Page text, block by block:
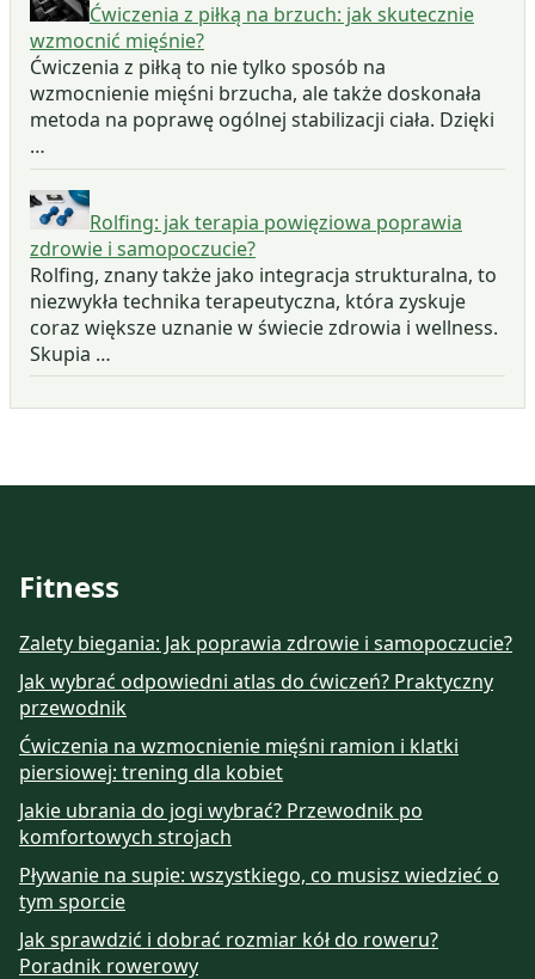
Ćwiczenia z piłką na brzuch: jak skutecznie
wzmocnić mięśnie?
Ćwiczenia z piłką to nie tylko sposób na
wzmocnienie mięśni brzucha, ale także doskonała
metoda na poprawę ogólnej stabilizacji ciała. Dzięki
…
Rolfing: jak terapia powięziowa poprawia
zdrowie i samopoczucie?
Rolfing, znany także jako integracja strukturalna, to
niezwykła technika terapeutyczna, która zyskuje
coraz większe uznanie w świecie zdrowia i wellness.
Skupia …
Fitness
Zalety biegania: Jak poprawia zdrowie i samopoczucie?
Jak wybrać odpowiedni atlas do ćwiczeń? Praktyczny
przewodnik
Ćwiczenia na wzmocnienie mięśni ramion i klatki
piersiowej: trening dla kobiet
Jakie ubrania do jogi wybrać? Przewodnik po
komfortowych strojach
Pływanie na supie: wszystkiego, co musisz wiedzieć o
tym sporcie
Jak sprawdzić i dobrać rozmiar kół do roweru?
Poradnik rowerowy